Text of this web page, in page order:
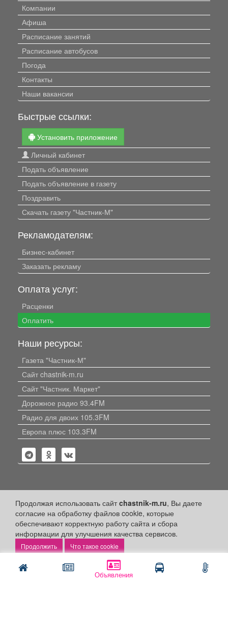
Объявления
Продолжая использовать сайтchastnik-m.ru, Вы даете
согласие на обработку файлов cookie, которые
обеспечивают корректную работу сайта и сбора
информации для улучшения качества сервисов.
Что такое cookie
Компании
Афиша
Расписание занятий
Расписание автобусов
Погода
Контакты
Наши вакансии
Быстрые ссылки:
Установить приложение
Личный кабинет
Подать объявление
Подать объявление в газету
Поздравить
Скачать газету "Частник-М"
Рекламодателям:
Бизнес-кабинет
Заказать рекламу
Оплата услуг:
Расценки
Оплатить
Наши ресурсы:
Газета "Частник-М"
Сайт chastnik-m.ru
Сайт "Частник. Маркет"
Дорожное радио 93.4FM
Радио для двоих 105.3FM
Европа плюс 103.3FM
Политика конфиденциальности
Публикации с пометкой «Реклама», «На правах рекламы»,
«Партнёрский проект» оплачены рекламодателем.
Редакция сайта не несет ответственности за достоверность
объявлениях.
+16 © 2006-2026 ООО "Частник-М"